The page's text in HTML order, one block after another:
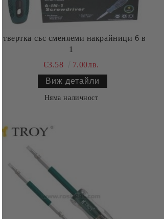
Отвертка със сменяеми накрайници 6 в
1
€3.58
7.00лв.
Виж детайли
Няма наличност